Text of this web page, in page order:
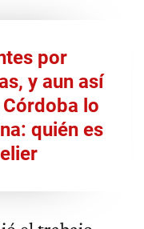
por
y aun así
lo
quién es